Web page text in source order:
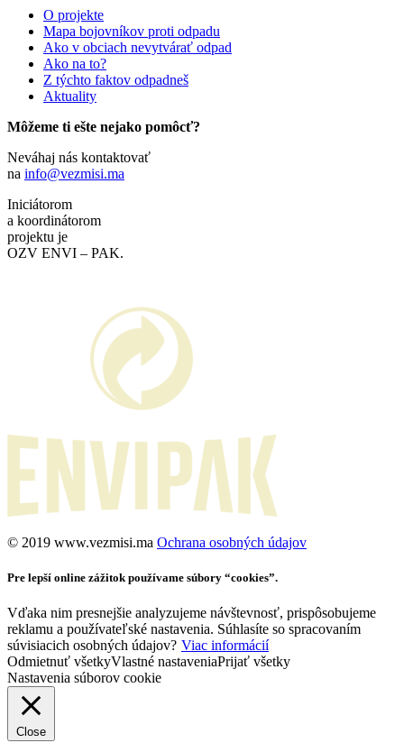
O projekte
Mapa bojovníkov proti odpadu
Ako v obciach nevytvárať odpad
Ako na to?
Z týchto faktov odpadneš
Aktuality
Môžeme ti ešte nejako pomôcť?
Neváhaj nás kontaktovať
na info@vezmisi.ma
Iniciátorom
a koordinátorom
projektu je
OZV ENVI – PAK.
©️ 2019 www.vezmisi.ma Ochrana osobných údajov
Pre lepší online zážitok používame súbory “cookies”.
Vďaka nim presnejšie analyzujeme návštevnosť, prispôsobujeme
reklamu a používateľské nastavenia. Súhlasíte so spracovaním
súvisiacich osobných údajov? Viac informácií
Odmietnuť všetkyVlastné nastaveniaPrijať všetky
Nastavenia súborov cookie
Close